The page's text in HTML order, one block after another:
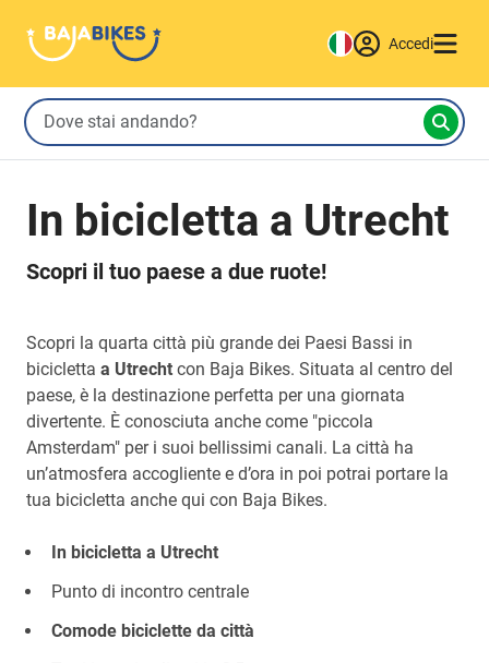
Accedi
In bicicletta a Utrecht
Scopri il tuo paese a due ruote!
Scopri la quarta città più grande dei Paesi Bassi in
bicicletta a Utrecht con Baja Bikes. Situata al centro del
paese, è la destinazione perfetta per una giornata
divertente. È conosciuta anche come "piccola
Amsterdam" per i suoi bellissimi canali. La città ha
un’atmosfera accogliente e d’ora in poi potrai portare la
tua bicicletta anche qui con Baja Bikes.
In bicicletta a Utrecht
Punto di incontro centrale
Comode biciclette da città